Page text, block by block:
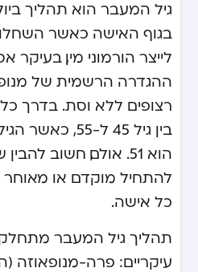
גיל המעבר הוא תהליך
בגוף האישה כאשר
לייצר הורמוני מין, בעיקר
רצופים ללא וסת. בדרך
בין גיל 45 ל-
הוא 51. אולם, חשוב
להתחיל מוקדם או מאוחר
כל אישה.
תהליך גיל המעבר
עיקריים: פרה-מנופאוזה